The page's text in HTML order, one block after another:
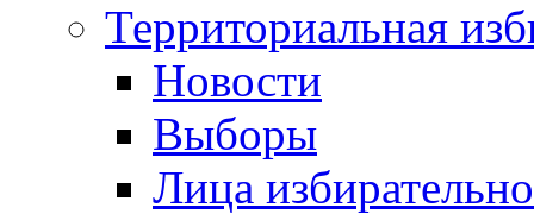
Территориальная
Новости
Выборы
Лица